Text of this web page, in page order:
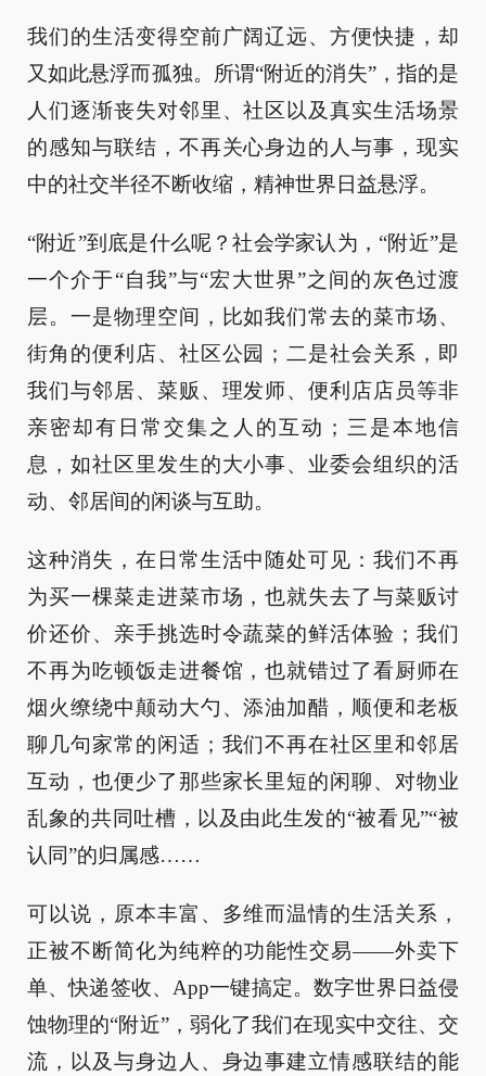
我们的生活变得空前广阔辽远、方便快捷，却
又如此悬浮而孤独。所谓“附近的消失”，指的是
人们逐渐丧失对邻里、社区以及真实生活场景
的感知与联结，不再关心身边的人与事，现实
中的社交半径不断收缩，精神世界日益悬浮。
“附近”到底是什么呢？社会学家认为，“附近”是
一个介于“自我”与“宏大世界”之间的灰色过渡
层。一是物理空间，比如我们常去的菜市场、
街角的便利店、社区公园；二是社会关系，即
我们与邻居、菜贩、理发师、便利店店员等非
亲密却有日常交集之人的互动；三是本地信
息，如社区里发生的大小事、业委会组织的活
动、邻居间的闲谈与互助。
这种消失，在日常生活中随处可见：我们不再
为买一棵菜走进菜市场，也就失去了与菜贩讨
价还价、亲手挑选时令蔬菜的鲜活体验；我们
不再为吃顿饭走进餐馆，也就错过了看厨师在
烟火缭绕中颠动大勺、添油加醋，顺便和老板
聊几句家常的闲适；我们不再在社区里和邻居
互动，也便少了那些家长里短的闲聊、对物业
乱象的共同吐槽，以及由此生发的“被看见”“被
认同”的归属感……
可以说，原本丰富、多维而温情的生活关系，
正被不断简化为纯粹的功能性交易——外卖下
单、快递签收、App一键搞定。数字世界日益侵
蚀物理的“附近”，弱化了我们在现实中交往、交
流，以及与身边人、身边事建立情感联结的能